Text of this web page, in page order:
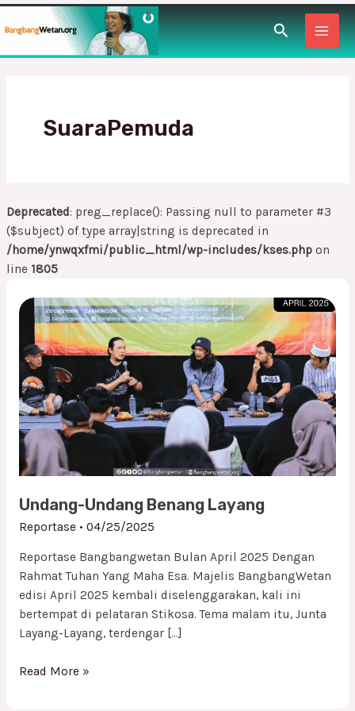
ke
Cari
SuaraPemuda
Deprecated: preg_replace(): Passing null to parameter #3
($subject) of type array|string is deprecated in
/home/ynwqxfmi/public_html/wp-includes/kses.php on
line 1805
Undang-Undang Benang Layang
Reportase• 04/25/2025
Reportase Bangbangwetan Bulan April 2025 Dengan
Rahmat Tuhan Yang Maha Esa. Majelis BangbangWetan
edisi April 2025 kembali diselenggarakan, kali ini
bertempat di pelataran Stikosa. Tema malam itu, Junta
Layang-Layang, terdengar […]
Undang-
Undang
Benang
Layang
Read More »